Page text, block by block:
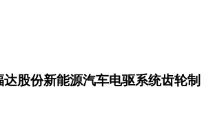
股份新能源汽车电驱系统齿轮制